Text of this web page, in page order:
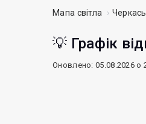
Мапа світла
💡 Графік
Оновлено: 05.08.2026 о